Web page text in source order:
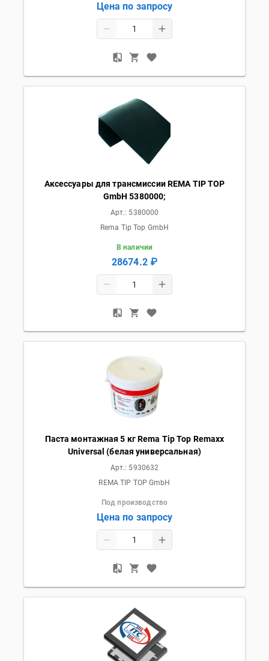
Цена по запросу
Аксессуары для трансмиссии REMA TIP TOP
GmbH 5380000;
Арт.: 5380000
Rema Tip Top GmbH
В наличии
28674.2 ₽
Паста монтажная 5 кг Rema Tip Top Remaxx
Universal (белая универсальная)
Арт.: 5930632
REMA TIP TOP GmbH
Под производство
Цена по запросу